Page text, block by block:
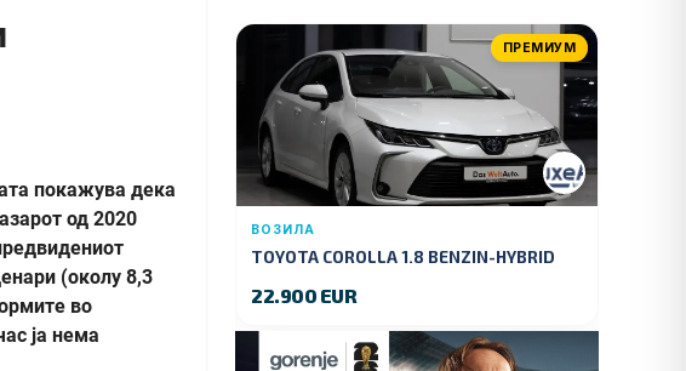
покажува дека
од 2020
(околу 8,3
во
ја нема
ПРЕМИУМ
ВОЗИЛА
TOYOTA COROLLA 1.8 BENZIN-HYBRID
22.900 EUR